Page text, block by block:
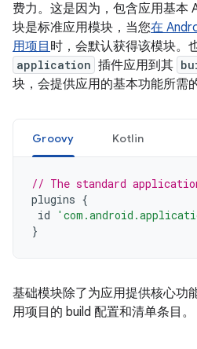
费力。这是因为，包含应用基本
块是标准应用模块，当您在
用项目 时，会默认获得该模块。
application 插件应用到其
块，会提供应用的基本功能所需
Groovy Kotlin
// The standard
plugins {
id
}
基础模块除了为应用提供核心功
用项目的 build 配置和清单条目。